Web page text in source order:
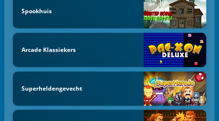
Spookhuis
Arcade Klassiekers
Superheldengevecht